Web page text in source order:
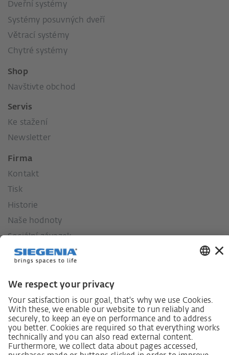
Dveřní systémy
Systémy posuvných dveří
Větrací systémy
Chytré systémy
Shop
Navštivte obchod
Servis
Ke stažení
Newsletter
Firma
Kontakt
Tisk
Historie
Naše hodnoty
Sociální závazek
Zákon o náležité péči dodavatelského řetězce
Lieferantenkodex